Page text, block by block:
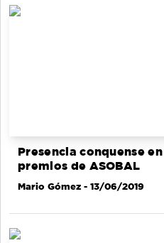
Presencia conquense
premios de ASOBAL
Mario Gómez - 13/06/2019